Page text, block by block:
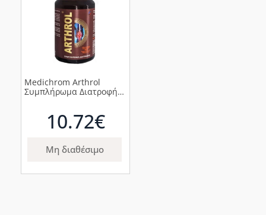
Medichrom Arthrol
Συμπλήρωμα Διατροφής
500ml10.72€
Μη διαθέσιμο